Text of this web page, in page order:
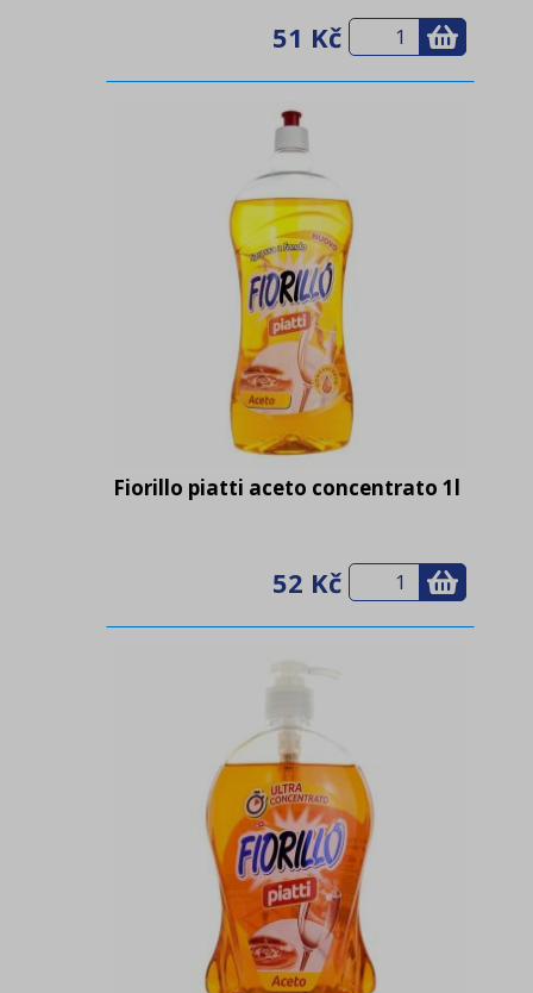
51 Kč
Fiorillo piatti aceto concentrato 1l
52 Kč